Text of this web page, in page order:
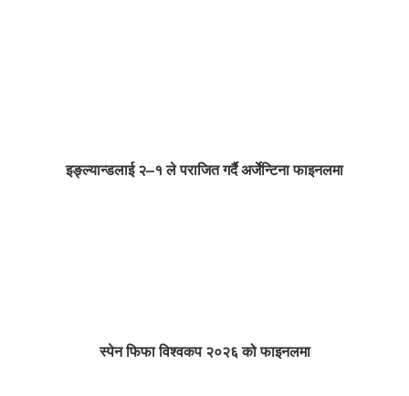
इङ्ल्यान्डलाई २–१ ले पराजित गर्दै अर्जेन्टिना फाइनलमा
स्पेन फिफा विश्वकप २०२६ को फाइनलमा